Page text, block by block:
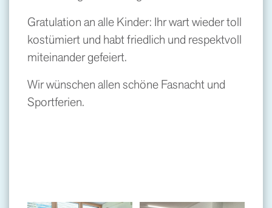
Gratulation an alle Kinder: Ihr wart wieder toll
kostümiert und habt friedlich und respektvoll
miteinander gefeiert.
Wir wünschen allen schöne Fasnacht und
Sportferien.